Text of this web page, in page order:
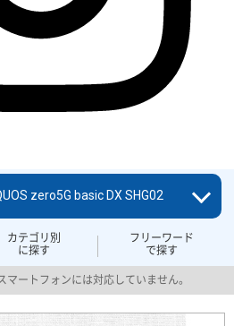
カテゴリ別
に探す
フリーワード
で探す
zero5G basic DX SHG02
マートフォンには対応していません。